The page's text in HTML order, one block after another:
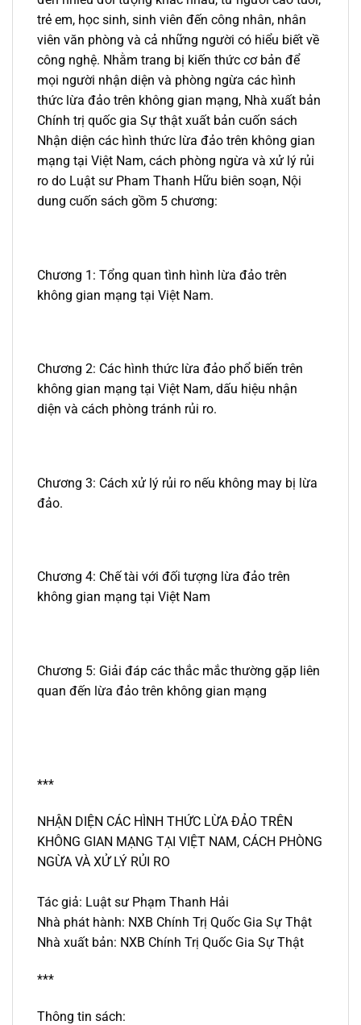
trẻ em, học sinh, sinh viên đến công nhân, nhân
viên văn phòng và cả những người có hiểu biết về
công nghệ. Nhằm trang bị kiến thức cơ bản để
mọi người nhận diện và phòng ngừa các hình
thức lừa đảo trên không gian mạng, Nhà xuất bản
Chính trị quốc gia Sự thật xuất bản cuốn sách
Nhận diện các hình thức lừa đảo trên không gian
mạng tại Việt Nam, cách phòng ngừa và xử lý rủi
ro do Luật sư Pham Thanh Hữu biên soạn, Nội
dung cuốn sách gồm 5 chương:
Chương 1: Tổng quan tình hình lừa đảo trên
không gian mạng tại Việt Nam.
Chương 2: Các hình thức lừa đảo phổ biến trên
không gian mạng tại Việt Nam, dấu hiệu nhận
diện và cách phòng tránh rủi ro.
Chương 3: Cách xử lý rủi ro nếu không may bị lừa
đảo.
Chương 4: Chế tài với đối tượng lừa đảo trên
không gian mạng tại Việt Nam
Chương 5: Giải đáp các thắc mắc thường gặp liên
quan đến lừa đảo trên không gian mạng
***
NHẬN DIỆN CÁC HÌNH THỨC LỪA ĐẢO TRÊN
KHÔNG GIAN MẠNG TẠI VIỆT NAM, CÁCH PHÒNG
NGỪA VÀ XỬ LÝ RỦI RO
Tác giả: Luật sư Phạm Thanh Hải
Nhà phát hành: NXB Chính Trị Quốc Gia Sự Thật
Nhà xuất bản: NXB Chính Trị Quốc Gia Sự Thật
***
Thông tin sách: